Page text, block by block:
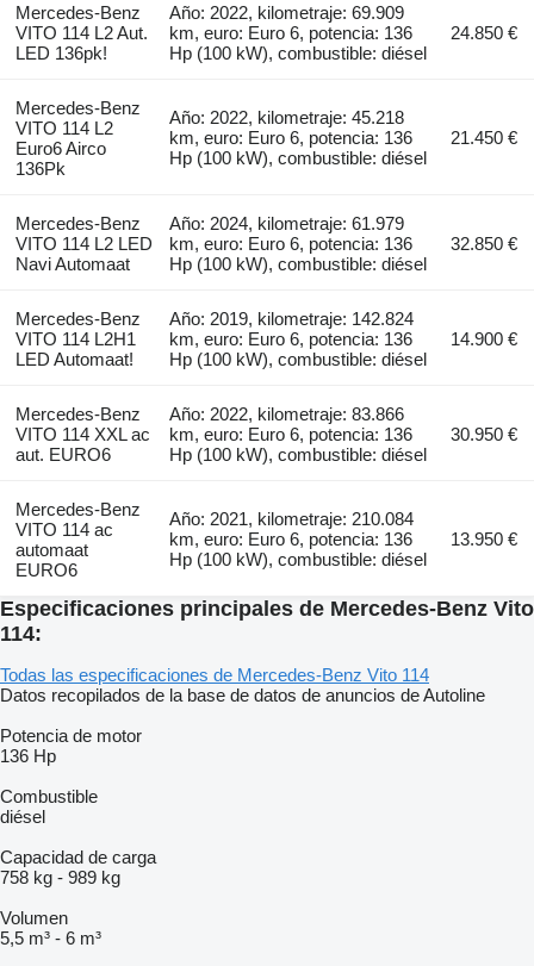
Mercedes-Benz
VITO 114 L2 Aut.
LED 136pk!
Año: 2022, kilometraje: 69.909
km, euro: Euro 6, potencia: 136
Hp (100 kW), combustible: diésel
24.850 €
Mercedes-Benz
VITO 114 L2
Euro6 Airco
136Pk
Año: 2022, kilometraje: 45.218
km, euro: Euro 6, potencia: 136
Hp (100 kW), combustible: diésel
21.450 €
Mercedes-Benz
VITO 114 L2 LED
Navi Automaat
Año: 2024, kilometraje: 61.979
km, euro: Euro 6, potencia: 136
Hp (100 kW), combustible: diésel
32.850 €
Mercedes-Benz
VITO 114 L2H1
LED Automaat!
Año: 2019, kilometraje: 142.824
km, euro: Euro 6, potencia: 136
Hp (100 kW), combustible: diésel
14.900 €
Mercedes-Benz
VITO 114 XXL ac
aut. EURO6
Año: 2022, kilometraje: 83.866
km, euro: Euro 6, potencia: 136
Hp (100 kW), combustible: diésel
30.950 €
Mercedes-Benz
VITO 114 ac
automaat
EURO6
Año: 2021, kilometraje: 210.084
km, euro: Euro 6, potencia: 136
Hp (100 kW), combustible: diésel
13.950 €
Especificaciones principales de Mercedes-Benz Vito
114:
Todas las especificaciones de Mercedes-Benz Vito 114
Datos recopilados de la base de datos de anuncios de Autoline
Potencia de motor
136 Hp
Combustible
diésel
Capacidad de carga
758 kg - 989 kg
Volumen
5,5 m³ - 6 m³